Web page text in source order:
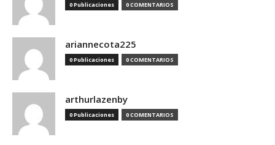
0 Publicaciones 0 COMENTARIOS
ariannecota225
0 Publicaciones 0 COMENTARIOS
arthurlazenby
0 Publicaciones 0 COMENTARIOS